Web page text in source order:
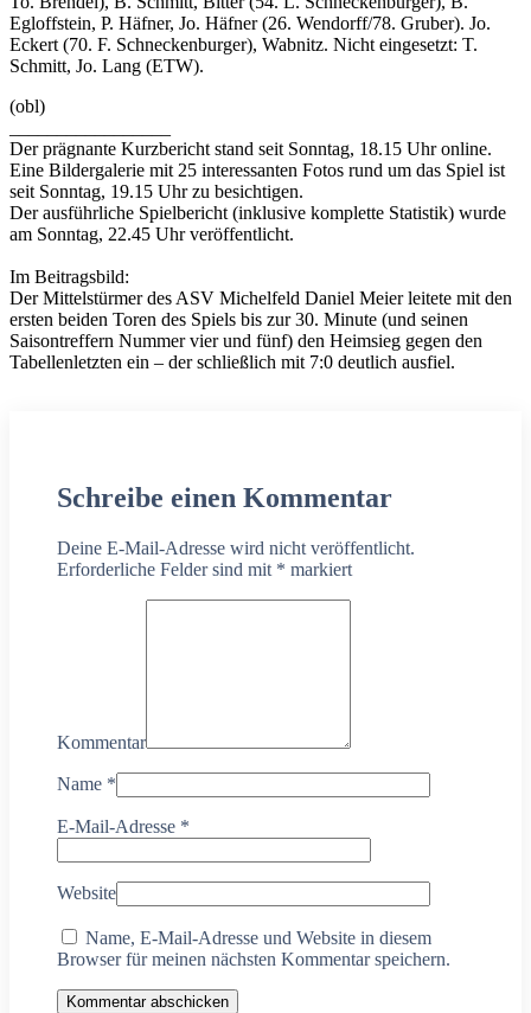
Egloffstein, P. Häfner, Jo. Häfner (26. Wendorff/78. Gruber). Jo.
Eckert (70. F. Schneckenburger), Wabnitz. Nicht eingesetzt: T.
Schmitt, Jo. Lang (ETW).
(obl)
Der prägnante Kurzbericht stand seit Sonntag, 18.15 Uhr online.
Eine Bildergalerie mit 25 interessanten Fotos rund um das Spiel ist
seit Sonntag, 19.15 Uhr zu besichtigen.
Der ausführliche Spielbericht (inklusive komplette Statistik) wurde
am Sonntag, 22.45 Uhr veröffentlicht.
Im Beitragsbild:
Der Mittelstürmer des ASV Michelfeld Daniel Meier leitete mit den
ersten beiden Toren des Spiels bis zur 30. Minute (und seinen
Saisontreffern Nummer vier und fünf) den Heimsieg gegen den
Tabellenletzten ein – der schließlich mit 7:0 deutlich ausfiel.
Schreibe einen Kommentar
Deine E-Mail-Adresse wird nicht veröffentlicht.
Erforderliche Felder sind mit * markiert
Kommentar
Name *
E-Mail-Adresse *
Website
Name, E-Mail-Adresse und Website in diesem
Browser für meinen nächsten Kommentar speichern.
Kommentar abschicken